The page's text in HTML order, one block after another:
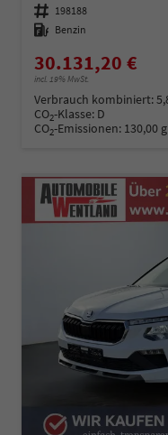
Fahrzeugnummer 198188
Kraftstoff Benzin
30.131,20 €
incl. 19% MwSt.
Verbrauch kombiniert:
CO2-Klasse: D
CO2-Emissionen: 130,00